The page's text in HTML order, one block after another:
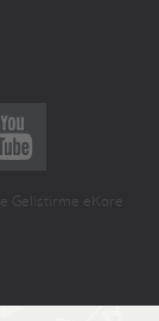
Geliştirme eKare